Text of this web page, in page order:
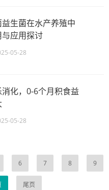
生菌在水产养殖中
应用探讨
05-28
化，0-6个月积食益
05-28
6 7 8 9
尾页